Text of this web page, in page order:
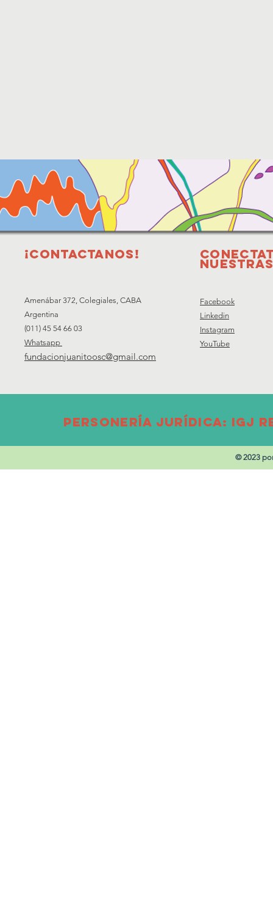
¡Contactanos!
Amenábar 372, Colegiales, CABA
Argentina
(011) 45 54 66 03
Whatsapp
fundacionjuanitoosc@gmail.com
Facebook
Linkedin
Instagram
YouTube
PersonerÍa JurÍdica: IGJ
© 2023